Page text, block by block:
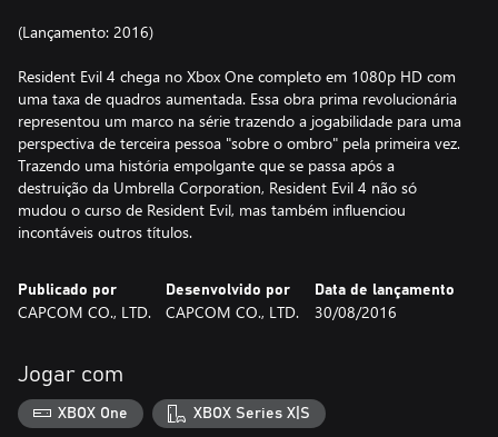
(Lançamento: 2016)
Resident Evil 4 chega no Xbox One completo em 1080p HD com
uma taxa de quadros aumentada. Essa obra prima revolucionária
representou um marco na série trazendo a jogabilidade para uma
perspectiva de terceira pessoa "sobre o ombro" pela primeira vez.
Trazendo uma história empolgante que se passa após a
destruição da Umbrella Corporation, Resident Evil 4 não só
mudou o curso de Resident Evil, mas também influenciou
incontáveis outros títulos.
Publicado por
CAPCOM CO., LTD.
Desenvolvido por
CAPCOM CO., LTD.
Data de lançamento
30/08/2016
Jogar com
XBOX One XBOX Series X|S